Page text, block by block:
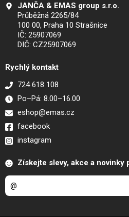
JANČA & EMAS group s.r.o.
Průběžná 2265/84
100 00, Praha 10 Strašnice
IČ: 25907069
DIČ: CZ25907069
Rychlý kontakt
724 618 108
Po–Pá: 8.00–16.00
eshop@emas.cz
facebook
instagram
Získejte slevy, akce a novinky